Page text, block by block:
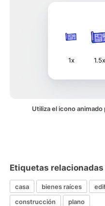
1x 1.5x
Utiliza el icono
Etiquetas relacionadas
casa bienes raíces
construcción
plano